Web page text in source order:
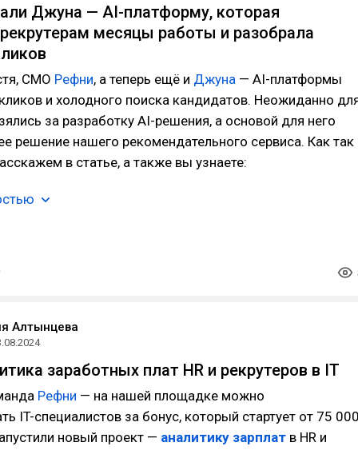
Джуна — AI-платформу, которая
месяцы работы и разобрала
СМО Рефни, а теперь ещё и Джуна — AI-платформы
и холодного поиска кандидатов. Неожиданно
за разработку AI-решения, а основой для него
решение нашего рекомендательного сервиса. Как так
в статье, а также вы узнаете:
Алтынцева
заработных плат HR и рекрутеров в IT
Рефни — на нашей площадке можно
IT-специалистов за бонус, который стартует от 75
новый проект — аналитику зарплат в HR и